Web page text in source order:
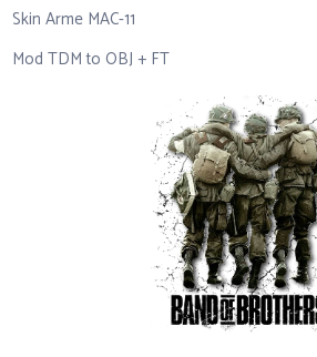
Skin Arme MAC-11
Mod TDM to OBJ + FT